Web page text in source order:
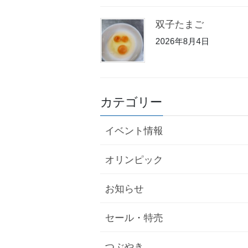
双子たまご
2026年8月4日
カテゴリー
イベント情報
オリンピック
お知らせ
セール・特売